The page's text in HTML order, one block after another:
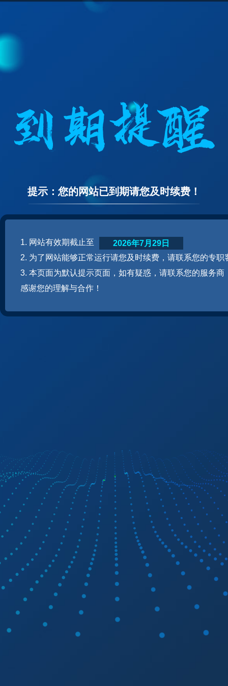
提示：您的网站已到期请您及时续费！
1. 网站有效期截止至
2. 为了网站能够正常运行请您及时续费，请联系您的专职
3. 本页面为默认提示页面，如有疑惑，请联系您的服务商
感谢您的理解与合作！
2026年7月29日